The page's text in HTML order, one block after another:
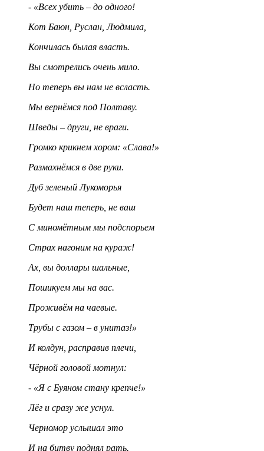
- «Всех убить – до одного!
Кот Баюн, Руслан, Людмила,
Кончилась былая власть.
Вы смотрелись очень мило.
Но теперь вы нам не всласть.
Мы вернёмся под Полтаву.
Шведы – други, не враги.
Громко крикнем хором: «Слава!»
Размахнёмся в две руки.
Дуб зеленый Лукоморья
Будет наш теперь, не ваш
С миномётным мы подспорьем
Страх нагоним на кураж!
Ах, вы доллары шальные,
Пошикуем мы на вас.
Проживём на чаевые.
Трубы с газом – в унитаз!»
И колдун, расправив плечи,
Чёрной головой мотнул:
- «Я с Буяном стану крепче!»
Лёг и сразу же уснул.
Черномор услышал это
И на битву поднял рать.